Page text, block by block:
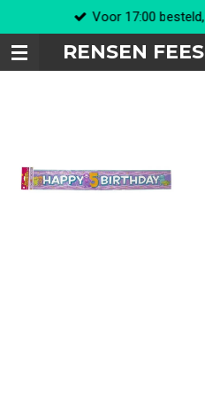
direct
naar
de
RENSEN
Voor 17:00